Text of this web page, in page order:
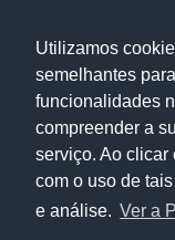
Utilizamos
semelhantes
funcionalidades
compreender a
serviço. Ao clicar
com o uso de
e análise. Ver a